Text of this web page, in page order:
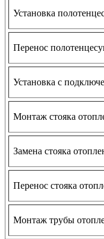
Установка
Перенос
Установка с
Монтаж стояка
Замена стояка
Перенос стояка
Монтаж трубы